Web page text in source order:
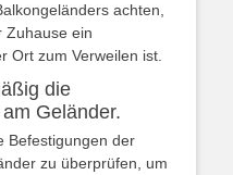
achten,
Zuhause ein
Ort zum Verweilen ist.
die
Geländer.
Befestigungen der
zu überprüfen, um